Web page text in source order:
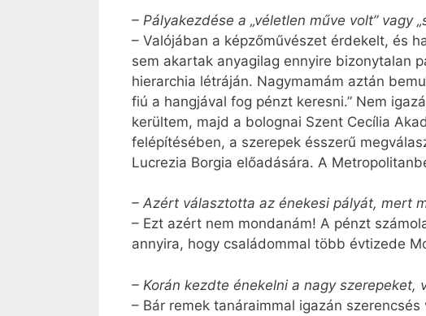
– Pályakezdése a „véletlen műve volt” vagy
– Valójában a képzőművészet érdekelt, és
sem akartak anyagilag ennyire bizonytalan
hierarchia létráján. Nagymamám aztán
fiú a hangjával fog pénzt keresni.” Nem
kerültem, majd a bolognai Szent Cecília
felépítésében, a szerepek ésszerű
Lucrezia Borgia előadására. A
– Azért választotta az énekesi pályát, mert
– Ezt azért nem mondanám! A pénzt
annyira, hogy családommal több évtizede
– Korán kezdte énekelni a nagy
– Bár remek tanáraimmal igazán